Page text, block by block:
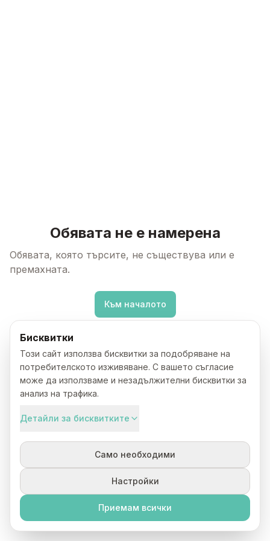
Обявата не е намерена
Обявата, която търсите, не съществува или е
премахната.
Към началото
Бисквитки
Този сайт използва бисквитки за подобряване на
потребителското изживяване. С вашето съгласие
може да използваме и незадължителни бисквитки за
анализ на трафика.
Детайли за бисквитките
Само необходими
Настройки
Приемам всички